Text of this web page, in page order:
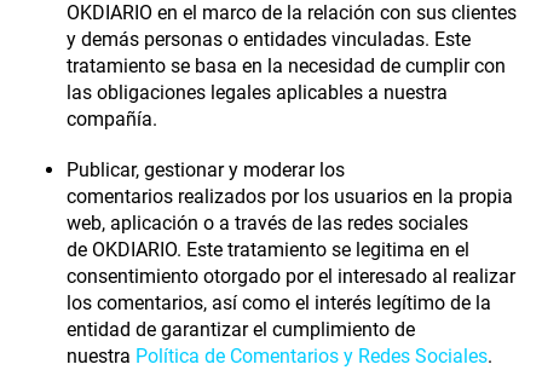
OKDIARIO en el marco de la relación con sus clientes
y demás personas o entidades vinculadas. Este
tratamiento se basa en la necesidad de cumplir con
las obligaciones legales aplicables a nuestra
compañía.
Publicar, gestionar y moderar los
comentarios realizados por los usuarios en la propia
web, aplicación o a través de las redes sociales
de OKDIARIO. Este tratamiento se legitima en el
consentimiento otorgado por el interesado al realizar
los comentarios, así como el interés legítimo de la
entidad de garantizar el cumplimiento de
nuestra Política de Comentarios y Redes Sociales.